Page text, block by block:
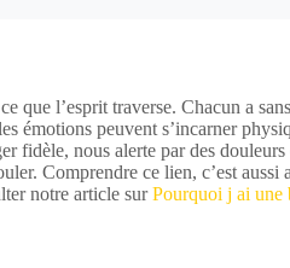
que l’esprit traverse. Chacun a
émotions peuvent s’incarner
fidèle, nous alerte par des
Comprendre ce lien, c’est
notre article surPourquoi j ai une